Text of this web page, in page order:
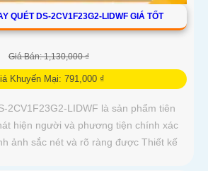
QUÉT DS-2CV1F23G2-LIDWF GIÁ TỐT
Giá Bán: 1,130,000 ₫
Khuyến Mại: 791,000 ₫
2CV1F23G2-LIDWF là sản phẩm tiên
hiện người và phương tiện chính xác
ảnh sắc nét và rõ ràng được Thiết kế